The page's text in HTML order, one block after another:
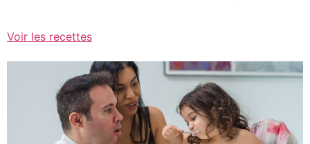
Voir les recettes